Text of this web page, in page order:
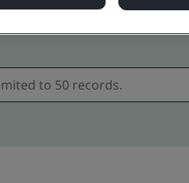
and Verification